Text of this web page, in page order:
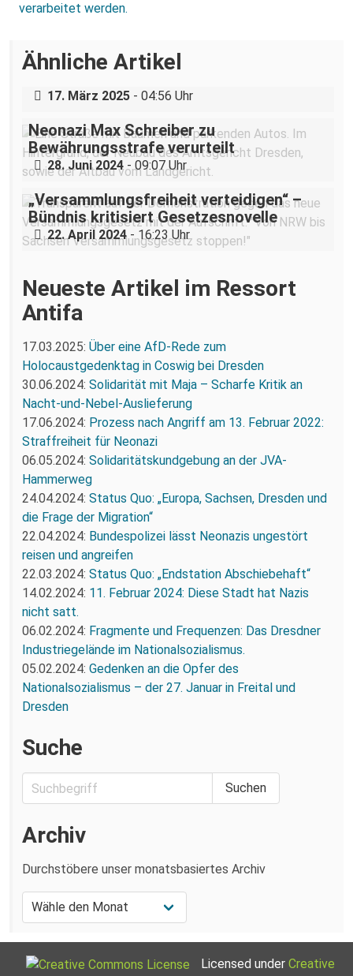
verarbeitet werden.
Ähnliche Artikel
Holocaustgedenktag in Coswig bei
17. März 2025 - 04:56 Uhr
Neonazi Max Schreiber zu
Bewährungsstrafe verurteilt
28. Juni 2024 - 09:07 Uhr
„Versammlungsfreiheit verteidigen“ –
Bündnis kritisiert Gesetzesnovelle
22. April 2024- 16:23 Uhr
Neueste Artikel im Ressort
Antifa
17.03.2025: Über eine AfD-Rede zum
Holocaustgedenktag in Coswig bei Dresden
30.06.2024: Solidarität mit Maja – Scharfe Kritik an
Nacht-und-Nebel-Auslieferung
17.06.2024: Prozess nach Angriff am 13. Februar 2022:
Straffreiheit für Neonazi
06.05.2024: Solidaritätskundgebung an der JVA-
Hammerweg
24.04.2024: Status Quo: „Europa, Sachsen, Dresden und
die Frage der Migration“
22.04.2024: Bundespolizei lässt Neonazis ungestört
reisen und angreifen
22.03.2024: Status Quo: „Endstation Abschiebehaft“
14.02.2024: 11. Februar 2024: Diese Stadt hat Nazis
nicht satt.
06.02.2024: Fragmente und Frequenzen: Das Dresdner
Industriegelände im Nationalsozialismus.
05.02.2024: Gedenken an die Opfer des
Nationalsozialismus – der 27. Januar in Freital und
Dresden
Suche
Archiv
Durchstöbere unser monatsbasiertes Archiv
Licensed under Creative